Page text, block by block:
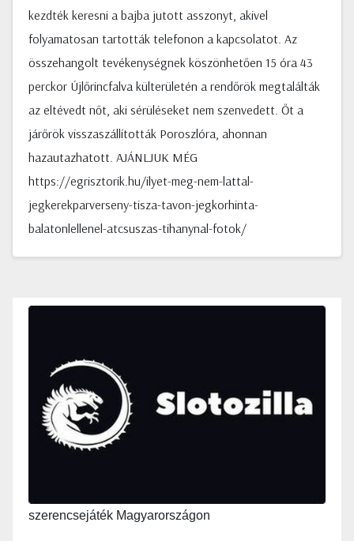
kezdték keresni a bajba jutott asszonyt, akivel
folyamatosan tartották telefonon a kapcsolatot. Az
összehangolt tevékenységnek köszönhetően 15 óra 43
perckor Újlőrincfalva külterületén a rendőrök megtalálták
az eltévedt nőt, aki sérüléseket nem szenvedett. Őt a
járőrök visszaszállították Poroszlóra, ahonnan
hazautazhatott. AJÁNLJUK MÉG
https://egrisztorik.hu/ilyet-meg-nem-lattal-
jegkerekparverseny-tisza-tavon-jegkorhinta-
balatonlellenel-atcsuszas-tihanynal-fotok/
szerencsejáték Magyarországon